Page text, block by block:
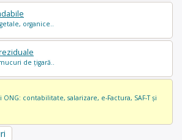
organice..
de țigară..
ONG: contabilitate, salarizare, e-Factura, SAF-T și